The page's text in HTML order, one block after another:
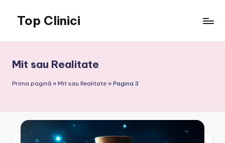
content
Top Clinici
Mit sau Realitate
Prima pagină » Mit sau Realitate » Pagina 3